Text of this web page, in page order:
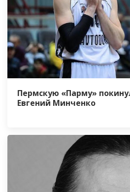
Пермскую «Парму»
Евгений Минченко